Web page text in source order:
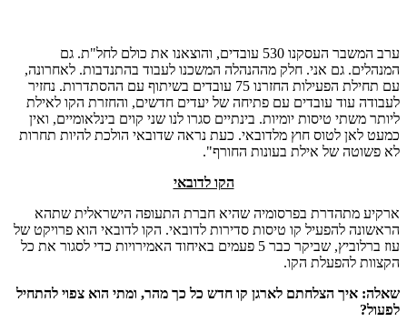
ערב המשבר העסקנו 530 עובדים, והוצאנו את כולם לחל"ת. גם
המנהלים. גם אני. חלק מההנהלה המשכנו לעבוד בהתנדבות. לאחרונה,
עם תחילת הפעילות החזרנו 75 עובדים בשיתוף עם ההסתדרות. נחזיר
לעבודה עוד עובדים עם פתיחה של יעדים חדשים, והחזרת הקו לאילת
ליותר משתי טיסות יומיות. בינתיים סגרו לנו שני קוים בינלאומיים, ואין
כמעט לאן לטוס חוץ מלדובאי. כעת נראה שדובאי הולכת להיות תחרות
לא פשוטה של אילת בעונות החורף".
הקו לדובאי
ארקיע מתהדרת בפרסומיה שהיא חברת התעופה הישראלית שתהא
הראשונה להפעיל קו טיסות סדירות לדובאי. הקו לדובאי הוא פרויקט של
עוז ברלוביץ, שביקר כבר 5 פעמים באיחוד האמירויות כדי לסגור את כל
הקצוות להפעלת הקו.
שאלה: איך הצלחתם לארגן קו חדש כל כך מהר, ומתי הוא צפוי להתחיל
לפעול?